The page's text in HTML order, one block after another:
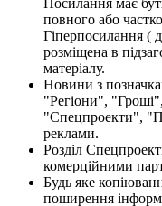
повного або
Гіперпосилання (
розміщена в
матеріалу.
Новини з
"Регіони",
"Спецпроекти",
реклами.
Розділ
комерційними
Будь яке
поширення